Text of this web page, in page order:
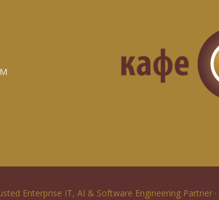
Enterprise IT, AI & Software Engineering Partner ·